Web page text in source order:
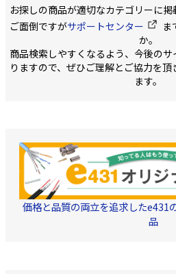
ル ・JIS1級 ・オートスト
ップ機能付 ・テープ仕
様：ナイロンコートテー
お探しの商品が適切なカテゴリーに掲
ご面倒ですがサポートセンター
ま
か。
商品検索しやすくなるよう、今後の
りますので、ぜひご理解とご協力を
ます。
価格と品質の両立を追求したe431
品